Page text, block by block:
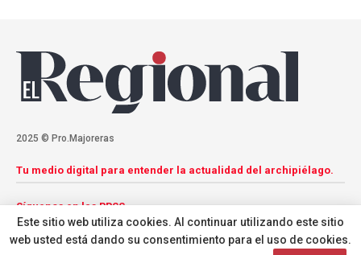
2025 © Pro.Majoreras
Tu medio digital para entender la actualidad del archipiélago.
Síguenos en las RRSS
Este sitio web utiliza cookies. Al continuar utilizando este sitio
web usted está dando su consentimiento para el uso de cookies.